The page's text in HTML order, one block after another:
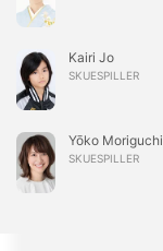
Kairi Jo
SKUESPILLER
Yōko Moriguchi
SKUESPILLER